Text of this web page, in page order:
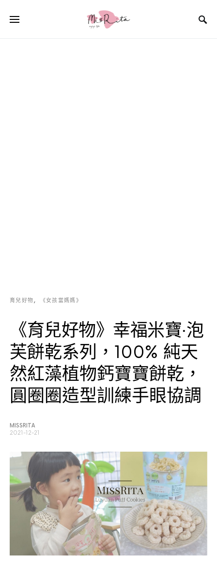
育兒好物 《女孩當媽媽》
《育兒好物》幸福米寶‧泡
芙餅乾系列，100% 純天
然紅藻植物鈣寶寶餅乾，
圓圈圈造型訓練手眼協調
MISSRITA
2021-12-21